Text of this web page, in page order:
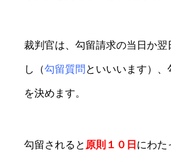
裁判官は、勾留請求の当日か
し（勾留質問 といいいます）
を決めます。
勾留されると 原則１０日 にわた